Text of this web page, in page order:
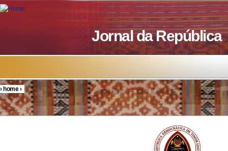
Skip to main content
Jornal da República
You are here
›home›